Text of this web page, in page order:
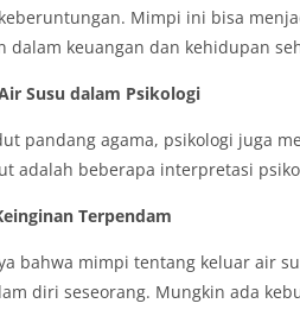
Mimpi ini bisa
dalam keuangan dan kehidupan
Susu dalam Psikologi
pandang agama, psikologi juga
adalah beberapa interpretasi
Terpendam
bahwa mimpi tentang keluar air
diri seseorang. Mungkin ada